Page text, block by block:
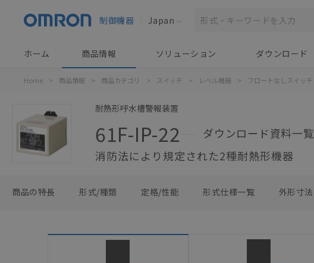
制御機器 Japan
ホーム 商品情報 ソリューション ダウンロード
Home > 商品情報 > 商品カテゴリ > スイッチ > レベル機器 > フロートなしスイッチ
耐熱形呼水槽警報装置
61F-IP-22
ダウンロード資料一覧
消防法により規定された2種耐熱形機器
商品の特長 形式/種類 定格/性能 形式仕様一覧 外形寸法